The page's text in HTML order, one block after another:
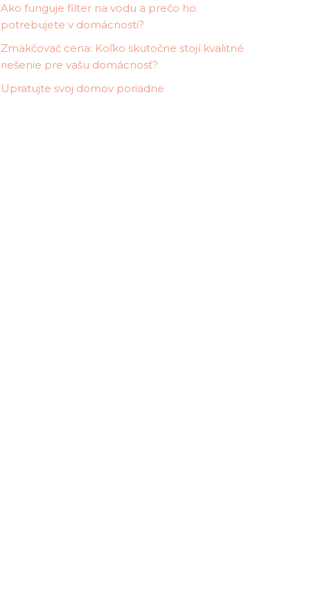
Ako funguje filter na vodu a prečo ho
potrebujete v domácnosti?
Zmäkčovač cena: Koľko skutočne stojí kvalitné
riešenie pre vašu domácnosť?
Upratujte svoj domov poriadne